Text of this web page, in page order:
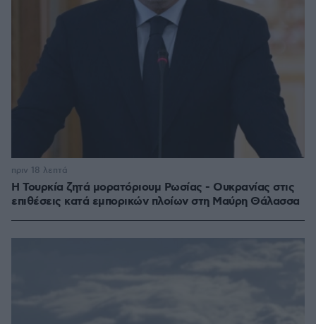
Η Τουρκία ζητά μορατόριουμ Ρωσίας - Ουκρανίας στις
επιθέσεις κατά εμπορικών πλοίων στη Μαύρη Θάλασσα
πριν 18 λεπτά